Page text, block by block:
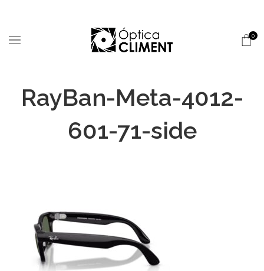
0
RayBan-Meta-4012-
601-71-side